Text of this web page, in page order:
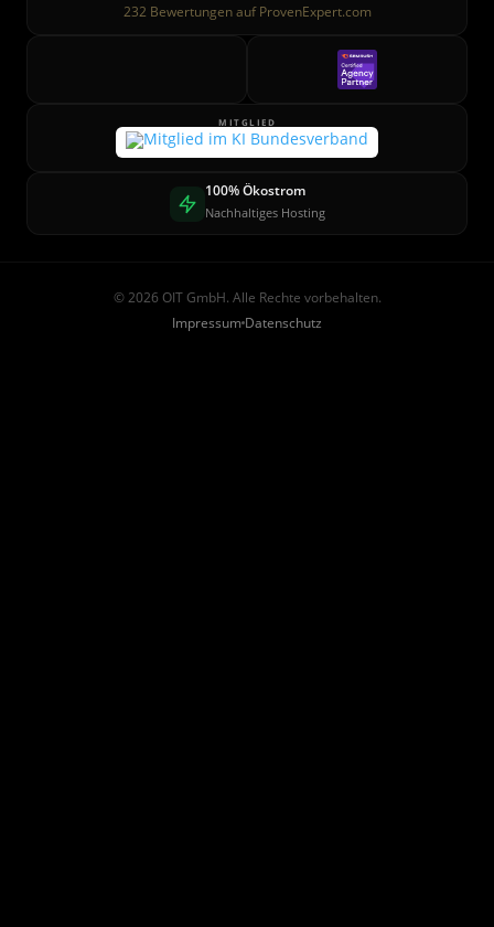
232 Bewertungen auf ProvenExpert.com
MITGLIED
100% Ökostrom
Nachhaltiges Hosting
© 2026 OIT GmbH. Alle Rechte vorbehalten.
Impressum Datenschutz